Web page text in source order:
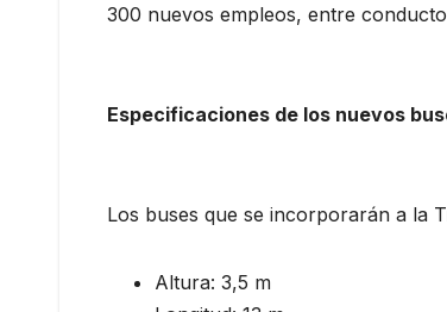
300 nuevos empleos, entre
Especificaciones de los nuevos
Los buses que se incorporarán a la
Altura: 3,5 m